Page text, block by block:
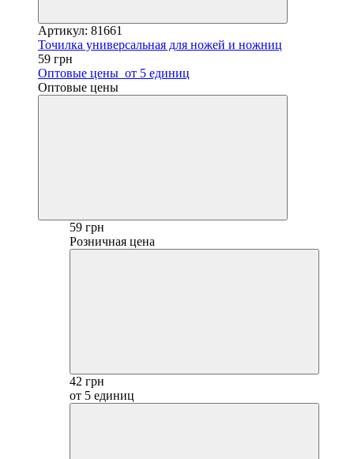
Артикул: 81661
Точилка универсальная для ножей и ножниц
59 грн
Оптовые цены от 5 единиц
Оптовые цены
59 грн
Розничная цена
42 грн
от 5 единиц